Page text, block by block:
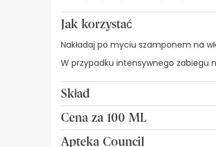
Jak korzystać
Nakładaj po myciu szamponem na
W przypadku intensywnego zabiegu
Skład
OLIWKA, ZIELONA HERBATA,
Cena za 100 ML
21,65€ / 100 ml
Apteka Council